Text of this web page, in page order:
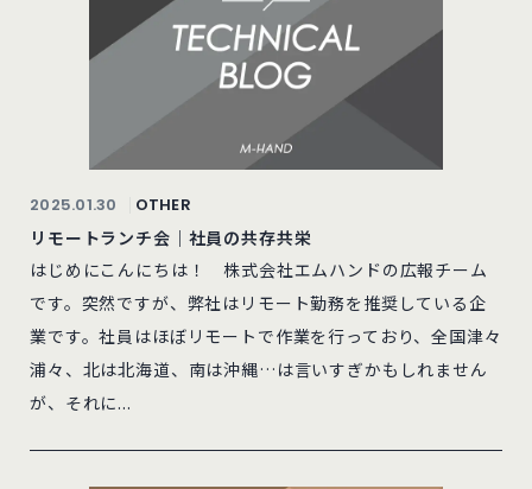
2025.01.30 OTHER
リモートランチ会｜社員の共存共栄
はじめにこんにちは！ 株式会社エムハンドの広報チーム
です。突然ですが、弊社はリモート勤務を推奨している企
業です。社員はほぼリモートで作業を行っており、全国津々
浦々、北は北海道、南は沖縄…は言いすぎかもしれません
が、それに...